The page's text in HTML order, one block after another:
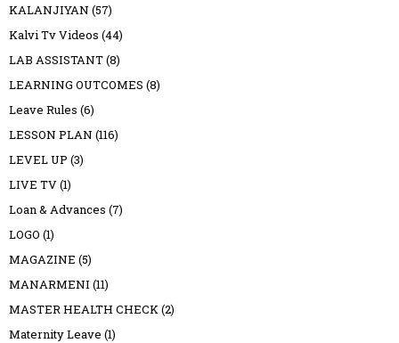
KALANJIYAN (57)
Kalvi Tv Videos (44)
LAB ASSISTANT(8)
LEARNING OUTCOMES (8)
Leave Rules (6)
LESSON PLAN (116)
LEVEL UP (3)
LIVE TV(1)
Loan & Advances (7)
LOGO (1)
MAGAZINE (5)
MANARMENI (11)
MASTER HEALTH CHECK(2)
Maternity Leave (1)